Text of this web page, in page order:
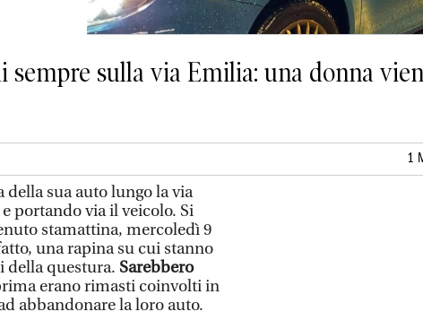
sempre sulla via Emilia: una donna
1
sua auto lungo la via
portando via il veicolo. Si
stamattina, mercoledì 9
una rapina su cui stanno
della questura. Sarebbero
erano rimasti coinvolti in
abbandonare la loro auto.